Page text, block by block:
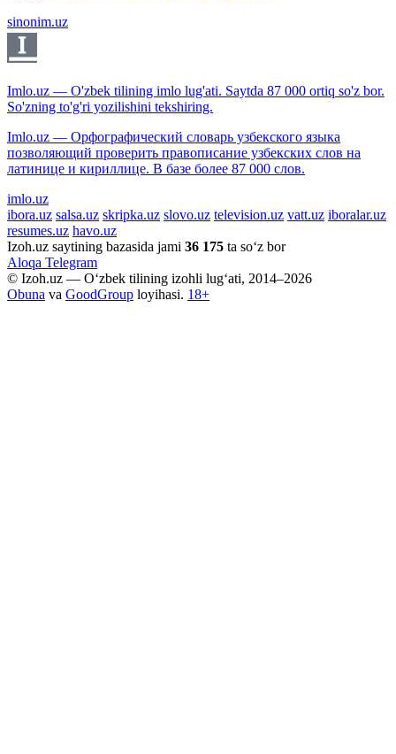
sinonim.uz
Imlo.uz — O'zbek tilining imlo lug'ati. Saytda 87 000 ortiq so'z bor.
So'zning to'g'ri yozilishini tekshiring.
Imlo.uz — Орфографический словарь узбекского языка
позволяющий проверить правописание узбекских слов на
латинице и кириллице. В базе более 87 000 слов.
imlo.uz
ibora.uz salsa.uz skripka.uz slovo.uz television.uz vatt.uz iboralar.uz
resumes.uz havo.uz
Izoh.uz saytining bazasida jami 36 175 ta so‘z bor
Aloqa Telegram
© Izoh.uz — O‘zbek tilining izohli lug‘ati, 2014–2026
Obuna va GoodGroup loyihasi. 18+